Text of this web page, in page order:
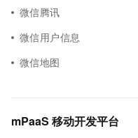
微信腾讯
微信用户信息
微信地图
mPaaS 移动开发平台